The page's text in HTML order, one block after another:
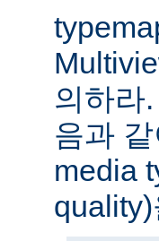
의하라
음과
media